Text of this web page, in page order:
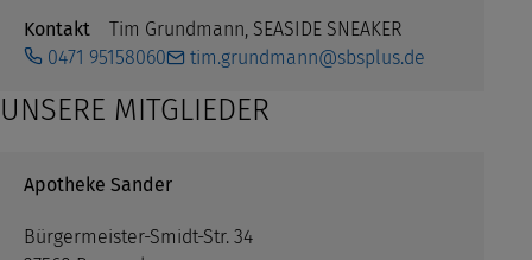
Kontakt
Tim Grundmann, SEASIDE SNEAKER
0471 95158060
tim.grundmann@sbsplus.de
UNSERE MITGLIEDER
Apotheke Sander
Bürgermeister-Smidt-Str. 34